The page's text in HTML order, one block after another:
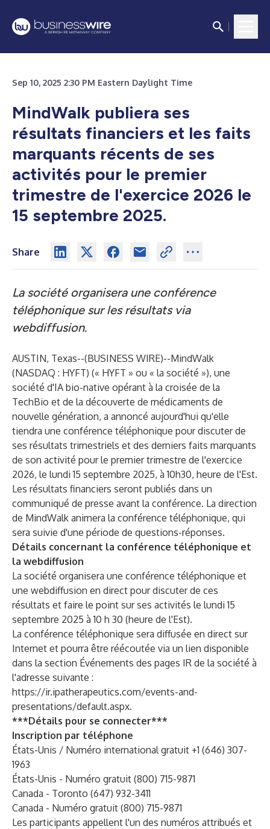
Sep 10, 2025 2:30 PM Eastern Daylight Time
MindWalk publiera ses
résultats financiers et les faits
marquants récents de ses
activités pour le premier
trimestre de l'exercice 2026 le
15 septembre 2025.
Share
La société organisera une conférence
téléphonique sur les résultats via
webdiffusion.
AUSTIN, Texas--(BUSINESS WIRE)--MindWalk
(NASDAQ : HYFT) (« HYFT » ou « la société »), une
société d'IA bio-native opérant à la croisée de la
TechBio et de la découverte de médicaments de
nouvelle génération, a annoncé aujourd'hui qu'elle
tiendra une conférence téléphonique pour discuter de
ses résultats trimestriels et des derniers faits marquants
de son activité pour le premier trimestre de l'exercice
2026, le lundi 15 septembre 2025, à 10h30, heure de l'Est.
Les résultats financiers seront publiés dans un
communiqué de presse avant la conférence. La direction
de MindWalk animera la conférence téléphonique, qui
sera suivie d'une période de questions-réponses.
Détails concernant la conférence téléphonique et
la webdiffusion
La société organisera une conférence téléphonique et
une webdiffusion en direct pour discuter de ces
résultats et faire le point sur ses activités le lundi 15
septembre 2025 à 10 h 30 (heure de l'Est).
La conférence téléphonique sera diffusée en direct sur
Internet et pourra être réécoutée via un lien disponible
dans la section Événements des pages IR de la société à
l'adresse suivante :
https://ir.ipatherapeutics.com/events-and-
presentations/default.aspx.
***Détails pour se connecter***
Inscription par téléphone
États-Unis / Numéro international gratuit +1 (646) 307-
1963
États-Unis - Numéro gratuit (800) 715-9871
Canada - Toronto (647) 932-3411
Canada - Numéro gratuit (800) 715-9871
Les participants appellent l'un des numéros attribués et